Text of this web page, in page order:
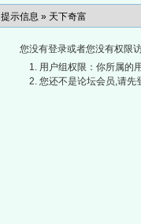
提示信息 » 天下奇富
您没有登录或者您没有权限
用户组权限：你所属的
您还不是论坛会员,请先